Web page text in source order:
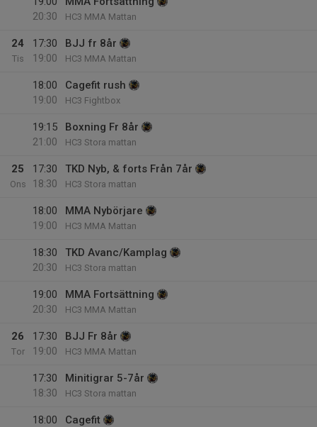
20:30
HC3 MMA Mattan
24
Tis
17:30
19:00
BJJ fr 8år
HC3 MMA Mattan
18:00
19:00
Cagefit rush
HC3 Fightbox
19:15
21:00
Boxning Fr 8år
HC3 Stora mattan
25
Ons
17:30
18:30
TKD Nyb, & forts Från 7år
HC3 Stora mattan
18:00
19:00
MMA Nybörjare
HC3 MMA Mattan
18:30
20:30
TKD Avanc/Kamplag
HC3 Stora mattan
19:00
20:30
MMA Fortsättning
HC3 MMA Mattan
26
Tor
17:30
19:00
BJJ Fr 8år
HC3 MMA Mattan
17:30
18:30
Minitigrar 5-7år
HC3 Stora mattan
18:00
Cagefit